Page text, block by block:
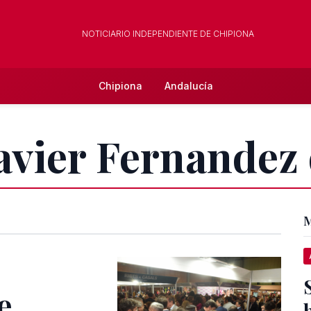
NOTICIARIO INDEPENDIENTE DE CHIPIONA
Chipiona Andalucía
Fernandez